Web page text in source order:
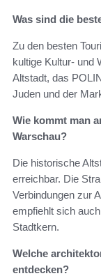
Was sind die
Zu den besten
kultige Kultur- und
Altstadt, das
Juden und der
Wie kommt man
Warschau?
Die historische
erreichbar. Die
Verbindungen zur
empfiehlt sich
Stadtkern.
Welche
entdecken?